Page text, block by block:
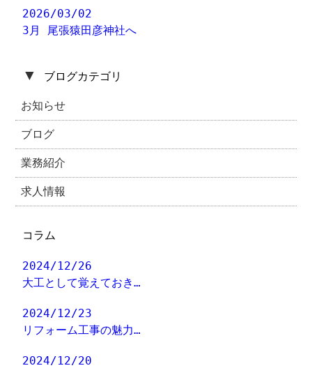
2026/03/02
3月 尾張猿田彦神社へ
▼ ブログカテゴリ
お知らせ
ブログ
業務紹介
求人情報
コラム
2024/12/26
大工として覚えておき…
2024/12/23
リフォーム工事の魅力…
2024/12/20